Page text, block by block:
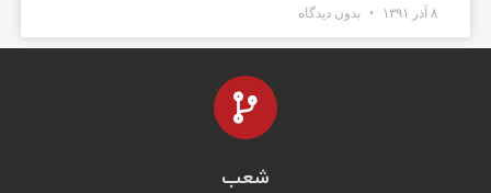
۸ آذر ۱۳۹۱ بدون دیدگاه
شعب